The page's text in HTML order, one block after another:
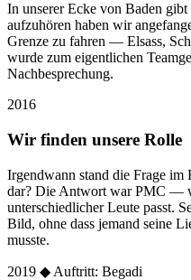
In unserer Ecke von Baden
aufzuhören haben wir
Grenze zu fahren — Elsass,
wurde zum eigentlichen
Nachbesprechung.
2016
Wir finden unsere Rolle
Irgendwann stand die Frage im
dar? Die Antwort war PMC —
unterschiedlicher Leute passt.
Bild, ohne dass jemand seine
musste.
2019 ◆ Auftritt: Begadi